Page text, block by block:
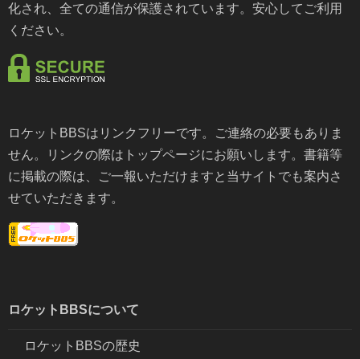
化され、全ての通信が保護されています。安心してご利用
ください。
ロケットBBSはリンクフリーです。ご連絡の必要もありま
せん。リンクの際はトップページにお願いします。書籍等
に掲載の際は、ご一報いただけますと当サイトでも案内さ
せていただきます。
ロケットBBSについて
ロケットBBSの歴史